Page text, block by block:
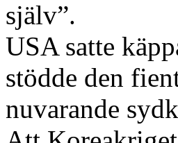
själv”.
USA satte
stödde den
nuvarande